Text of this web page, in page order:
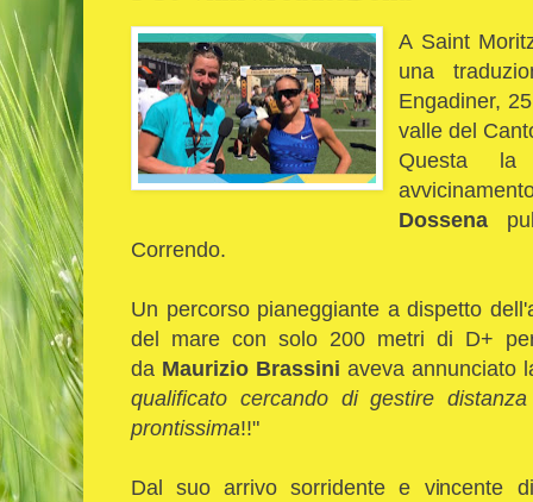
A Saint
una
Engadiner,
valle del
Questa
Dossena
Correndo.
Un percorso pianeggiante a dispetto
del mare con solo 200 metri di D+
da Maurizio Brassini aveva annunciato
qualificato cercando di gestire
prontissima!!"
Dal suo arrivo sorridente e vincente